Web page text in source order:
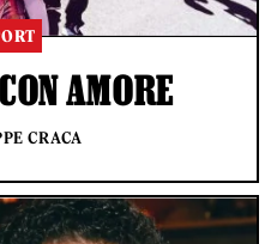
AMORE
CRACA